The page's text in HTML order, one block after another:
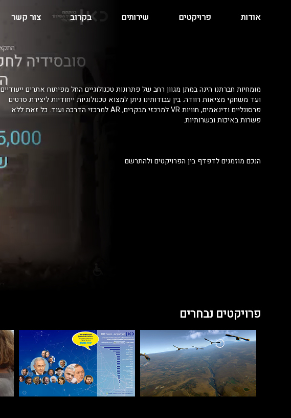
אודות פרויקטים שירותים בקרוב צור קשר
מומחיות חברתנו הינה במתן מגוון רחב של פתרונות טכנולוגיים החל מפיתוח אתרים ייעודיים
ועד משחקי מציאות רוודה. בין עבודותינו ניתן למצוא טכנולוגיות ייחודיות ליצירת סרטים
פרסונליים ודינאמים, חוויות VR למרכזי מבקרים, AR למרכזי הדרכה ועוד. כל זאת ללא
פשרות באיכות ובשרותיות.
הנכם מוזמנים לדפדף בין הפרויקטים ולהתרשם
פרויקטים נבחרים